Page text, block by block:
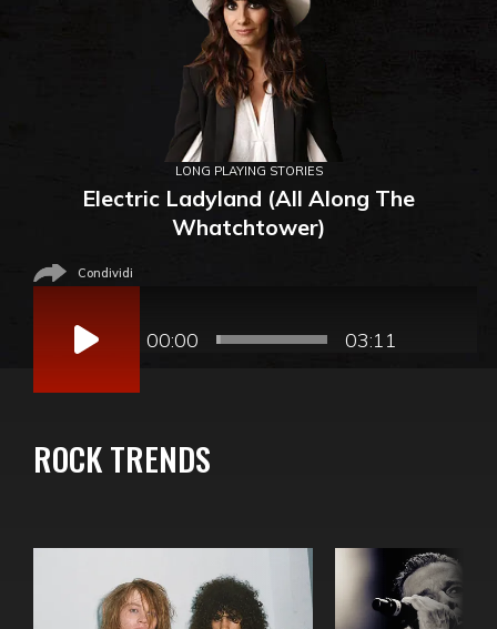
LONG PLAYING STORIES
Electric Ladyland (All Along The
Whatchtower)
Condividi
00:00 03:11
ROCK TRENDS